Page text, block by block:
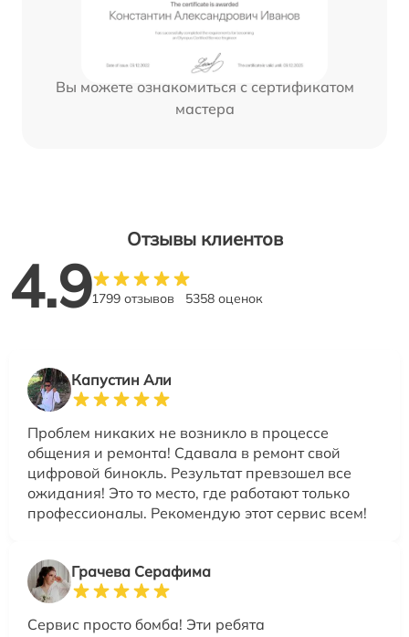
Вы можете ознакомиться с сертификатом
мастера
Отзывы клиентов
4.91799 отзывов 5358 оценок
Капустин Али
Проблем никаких не возникло в процессе
общения и ремонта! Сдавала в ремонт свой
цифровой бинокль. Результат превзошел все
ожидания! Это то место, где работают только
профессионалы. Рекомендую этот сервис всем!
Грачева Серафима
Сервис просто бомба! Эти ребята